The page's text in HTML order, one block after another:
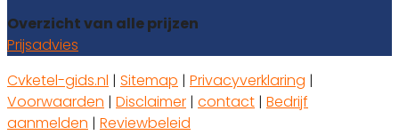
Overzicht van alle prijzen
Prijsadvies
Cvketel-gids.nl | Sitemap | Privacyverklaring |
Voorwaarden | Disclaimer | contact | Bedrijf
aanmelden | Reviewbeleid